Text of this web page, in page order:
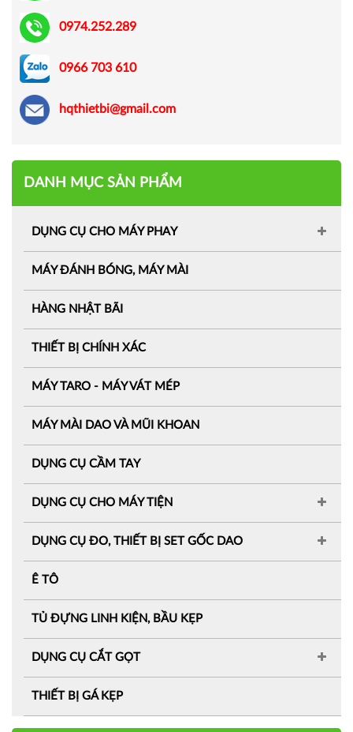
0974.252.289
0966 703 610
hqthietbi@gmail.com
DANH MỤC SẢN PHẨM
DỤNG CỤ CHO MÁY PHAY
MÁY ĐÁNH BÓNG, MÁY MÀI
HÀNG NHẬT BÃI
THIẾT BỊ CHÍNH XÁC
MÁY TARO - MÁY VÁT MÉP
MÁY MÀI DAO VÀ MŨI KHOAN
DỤNG CỤ CẦM TAY
DỤNG CỤ CHO MÁY TIỆN
DỤNG CỤ ĐO, THIẾT BỊ SET GỐC DAO
Ê TÔ
TỦ ĐỰNG LINH KIỆN, BẦU KẸP
DỤNG CỤ CẮT GỌT
THIẾT BỊ GÁ KẸP